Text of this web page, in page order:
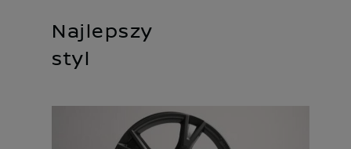
Najlepszy
styl